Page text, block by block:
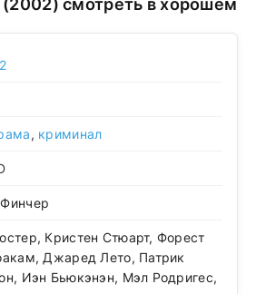
, криминал
Кристен Стюарт, Форест
Джаред Лето, Патрик
Иэн Бьюкэнэн, Мэл Родригес,